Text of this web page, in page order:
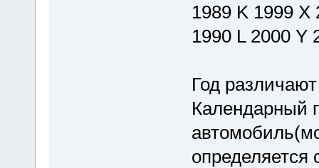
1989 K 1999 X
1990 L 2000 Y
Год
Календарный
определяется